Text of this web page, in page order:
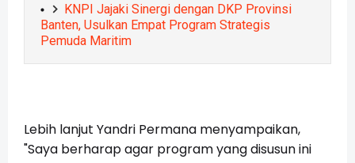
KNPI Jajaki Sinergi dengan DKP Provinsi
Banten, Usulkan Empat Program Strategis
Pemuda Maritim
Lebih lanjut Yandri Permana menyampaikan,
"Saya berharap agar program yang disusun ini